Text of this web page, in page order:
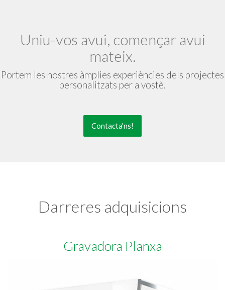
Uniu-vos avui, començar avui
mateix.
Portem les nostres àmplies experiències dels projectes
personalitzats per a vostè.
Contacta'ns!
Darreres adquisicions
Gravadora Planxa